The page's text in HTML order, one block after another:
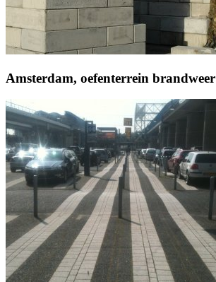
Amsterdam, oefenterrein brandweer